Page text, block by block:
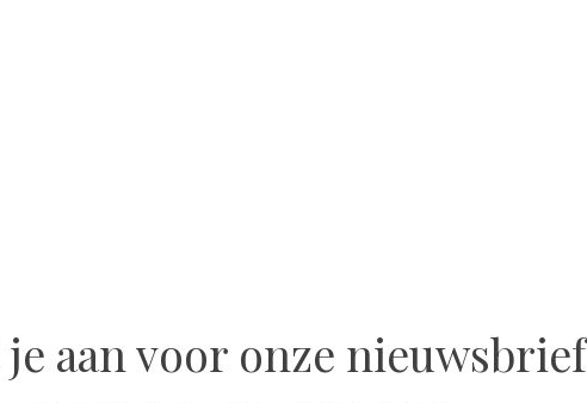
aan voor onze nieuwsbrief